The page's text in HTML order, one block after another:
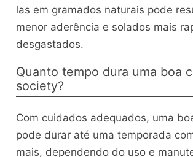
las em gramados naturais pode
menor aderência e solados mais
desgastados.
Quanto tempo dura uma boa
society?
Com cuidados adequados, uma
pode durar até uma temporada
mais, dependendo do uso e